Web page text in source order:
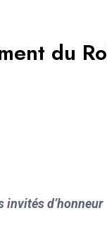
du
invités d’honneur